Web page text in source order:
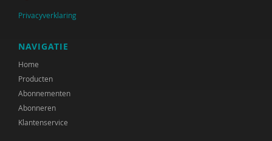
Privacyverklaring
NAVIGATIE
Home
Producten
Abonnementen
Abonneren
Klantenservice